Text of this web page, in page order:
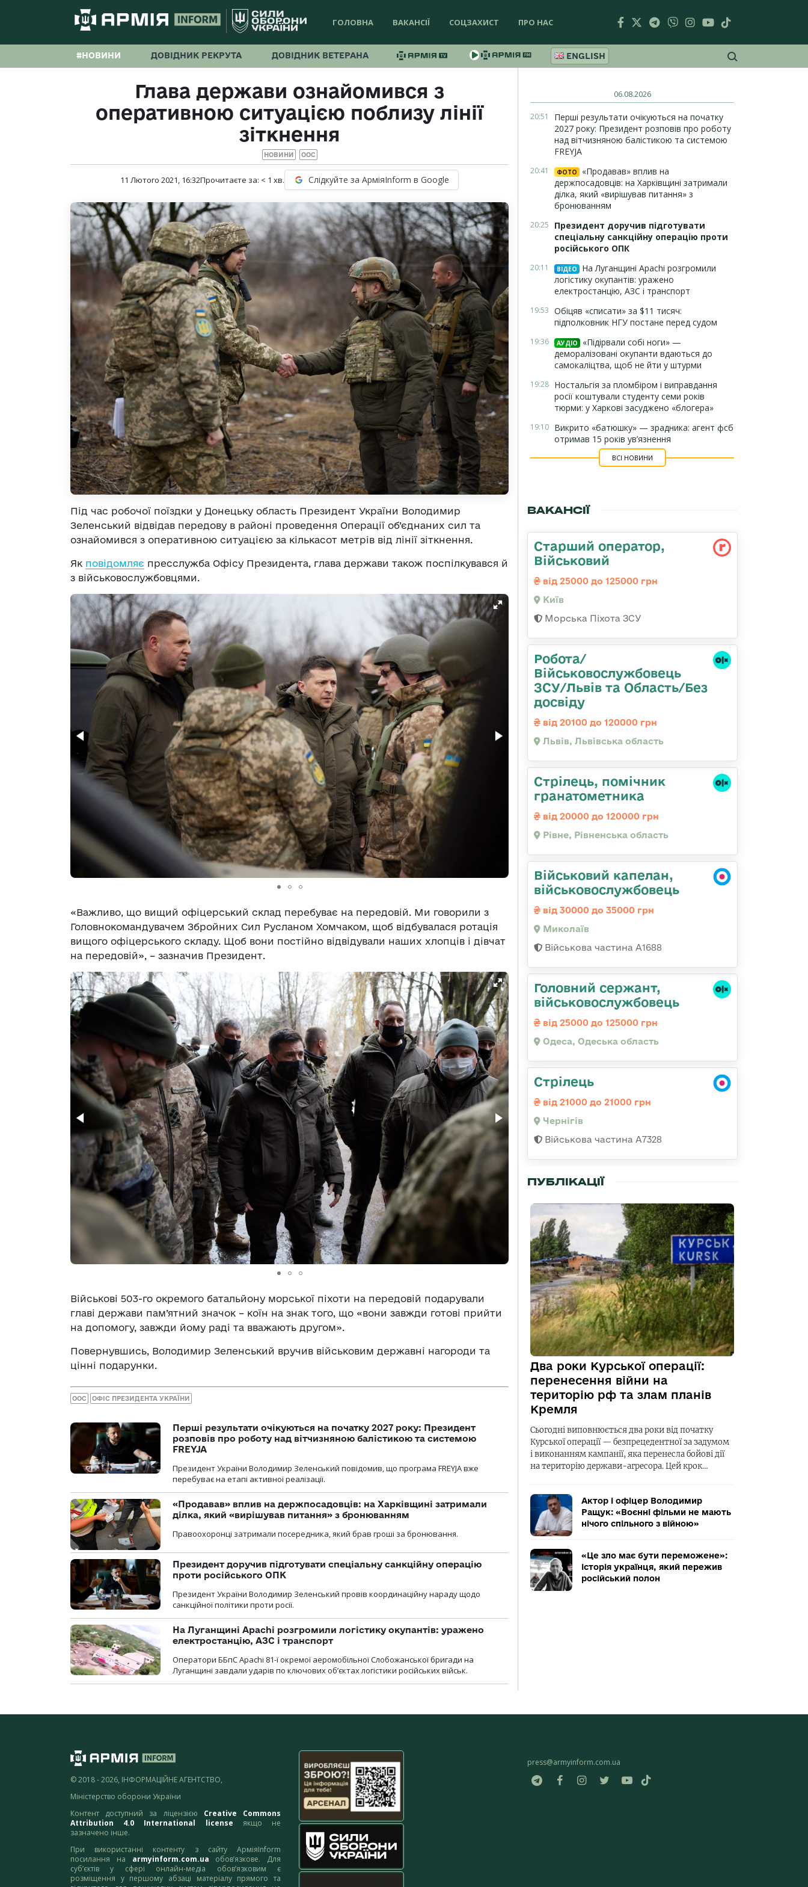
ГОЛОВНА ВАКАНСІЇ СОЦЗАХИСТ ПРО НАС
#НОВИНИ ДОВІДНИК РЕКРУТА ДОВІДНИК ВЕТЕРАНА ENGLISH
Глава держави ознайомився з
оперативною ситуацією поблизу лінії
зіткнення
НОВИНИ ООС
11 Лютого 2021, 16:32Прочитаєте за: < 1 хв. Слідкуйте за АрміяInform в Google
Під час робочої поїздки у Донецьку область Президент України Володимир
Зеленський відвідав передову в районі проведення Операції об’єднаних сил та
ознайомився з оперативною ситуацією за кількасот метрів від лінії зіткнення.
Як повідомляє пресслужба Офісу Президента, глава держави також поспілкувався й
з військовослужбовцями.
«Важливо, що вищий офіцерський склад перебуває на передовій. Ми говорили з
Головнокомандувачем Збройних Сил Русланом Хомчаком, щоб відбувалася ротація
вищого офіцерського складу. Щоб вони постійно відвідували наших хлопців і дівчат
на передовій», – зазначив Президент.
Військові 503-го окремого батальйону морської піхоти на передовій подарували
главі держави пам’ятний значок – коїн на знак того, що «вони завжди готові прийти
на допомогу, завжди йому раді та вважають другом».
Повернувшись, Володимир Зеленський вручив військовим державні нагороди та
цінні подарунки.
ООС ОФІС ПРЕЗИДЕНТА УКРАЇНИ
Перші результати очікуються на початку 2027 року: Президент
розповів про роботу над вітчизняною балістикою та системою
FREYJA
Президент України Володимир Зеленський повідомив, що програма FREYJA вже
перебуває на етапі активної реалізації.
«Продавав» вплив на держпосадовців: на Харківщині затримали
ділка, який «вирішував питання» з бронюванням
Правоохоронці затримали посередника, який брав гроші за бронювання.
Президент доручив підготувати спеціальну санкційну операцію
проти російського ОПК
Президент України Володимир Зеленський провів координаційну нараду щодо
санкційної політики проти росії.
На Луганщині Apachi розгромили логістику окупантів: уражено
електростанцію, АЗС і транспорт
Оператори ББпС Apachi 81-ї окремої аеромобільної Слобожанської бригади на
Луганщині завдали ударів по ключових об’єктах логістики російських військ.
06.08.2026
20:51
Перші результати очікуються на початку
2027 року: Президент розповів про роботу
над вітчизняною балістикою та системою
FREYJA
20:41 ФОТО
«Продавав» вплив на
держпосадовців: на Харківщині затримали
ділка, який «вирішував питання» з
бронюванням
20:25
Президент доручив підготувати
спеціальну санкційну операцію проти
російського ОПК
20:11 ВІДЕО
На Луганщині Apachi розгромили
логістику окупантів: уражено
електростанцію, АЗС і транспорт
19:53 Обіцяв «списати» за $11 тисяч:
підполковник НГУ постане перед судом
19:36 АУДІО
«Підірвали собі ноги» —
деморалізовані окупанти вдаються до
самокаліцтва, щоб не йти у штурми
19:28 Ностальгія за пломбіром і виправдання
росії коштували студенту семи років
тюрми: у Харкові засуджено «блогера»
19:10 Викрито «батюшку» — зрадника: агент фсб
отримав 15 років ув’язнення
ВСІ НОВИНИ
ВАКАНСІЇ
Старший оператор,
Військовий
від 25000 до 125000 грн
Київ
Морська Піхота ЗСУ
Робота/
Військовослужбовець
ЗСУ/Львів та Область/Без
досвіду
від 20100 до 120000 грн
Львів, Львівська область
Стрілець, помічник
гранатометника
від 20000 до 120000 грн
Рівне, Рівненська область
Військовий капелан,
військовослужбовець
від 30000 до 35000 грн
Миколаїв
Військова частина А1688
Головний сержант,
військовослужбовець
від 25000 до 125000 грн
Одеса, Одеська область
Стрілець
від 21000 до 21000 грн
Чернігів
Військова частина А7328
ПУБЛІКАЦІЇ
Два роки Курської операції:
перенесення війни на
територію рф та злам планів
Кремля
Сьогодні виповнюється два роки від початку
Курської операції — безпрецедентної за задумом
і виконанням кампанії, яка перенесла бойові дії
на територію держави-агресора. Цей крок…
Актор і офіцер Володимир
Ращук: «Воєнні фільми не мають
нічого спільного з війною»
«Це зло має бути переможене»:
історія українця, який пережив
російський полон
© 2018 - 2026, ІНФОРМАЦІЙНЕ АГЕНТСТВО,
Міністерство оборони України
Контент доступний за ліцензією Creative Commons
Attribution 4.0 International license якщо не
зазначено інше.
При використанні контенту з сайту АрміяInform
посилання на armyinform.com.ua обов’язкове. Для
суб’єктів у сфері онлайн-медіа обов’язковим є
розміщення у першому абзаці матеріалу прямого та
press@armyinform.com.ua